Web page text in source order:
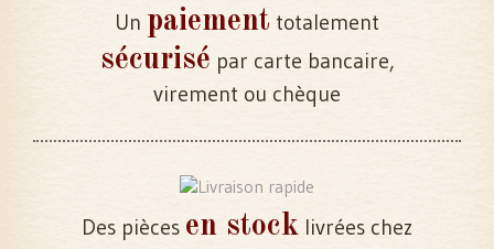
Un paiement totalement
sécurisé par carte bancaire,
virement ou chèque
Des pièces en stock livrées chez